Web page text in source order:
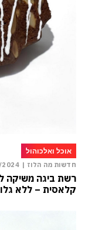
אוכל ואלכוהול
חדשות מה הלוז |
רשת ביגה משיקה
קלאסית – ללא